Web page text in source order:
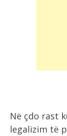
Në çdo rast
legalizim të